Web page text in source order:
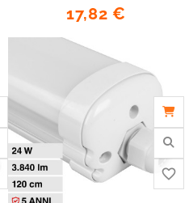
17,82 €